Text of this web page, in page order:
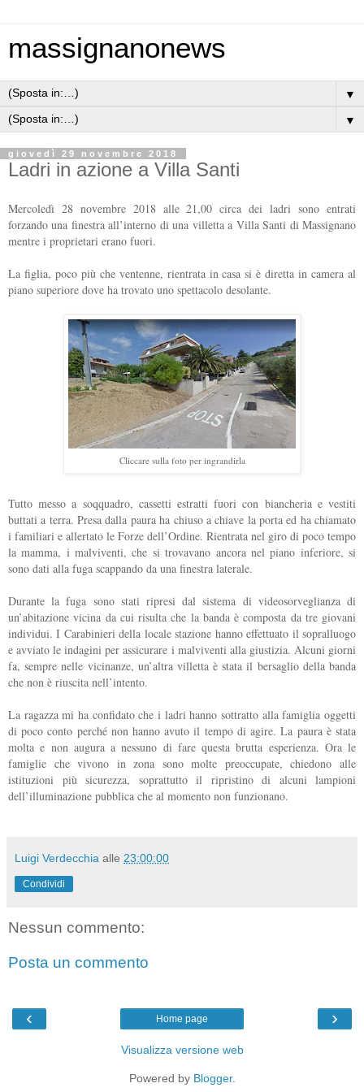
massignanonews
▼
▼
giovedì 29 novembre 2018
Ladri in azione a Villa Santi
Mercoledì 28 novembre 2018 alle 21,00 circa dei ladri sono entrati
forzando una finestra all’interno di una villetta a Villa Santi di Massignano
mentre i proprietari erano fuori.
La figlia, poco più che ventenne, rientrata in casa si è diretta in camera al
piano superiore dove ha trovato uno spettacolo desolante.
Cliccare sulla foto per ingrandirla
Tutto messo a soqquadro, cassetti estratti fuori con biancheria e vestiti
buttati a terra. Presa dalla paura ha chiuso a chiave la porta ed ha chiamato
i familiari e allertato le Forze dell’Ordine. Rientrata nel giro di poco tempo
la mamma, i malviventi, che si trovavano ancora nel piano inferiore, si
sono dati alla fuga scappando da una finestra laterale.
Durante la fuga sono stati ripresi dal sistema di videosorveglianza di
un’abitazione vicina da cui risulta che la banda è composta da tre giovani
individui. I Carabinieri della locale stazione hanno effettuato il sopralluogo
e avviato le indagini per assicurare i malviventi alla giustizia. Alcuni giorni
fa, sempre nelle vicinanze, un’altra villetta è stata il bersaglio della banda
che non è riuscita nell’intento.
La ragazza mi ha confidato che i ladri hanno sottratto alla famiglia oggetti
di poco conto perché non hanno avuto il tempo di agire. La paura è stata
molta e non augura a nessuno di fare questa brutta esperienza. Ora le
famiglie che vivono in zona sono molte preoccupate, chiedono alle
istituzioni più sicurezza, soprattutto il ripristino di alcuni lampioni
dell’illuminazione pubblica che al momento non funzionano.
Luigi Verdecchia alle 23:00:00
Condividi
Nessun commento:
Posta un commento
‹ ›
Home page
Visualizza versione web
Powered by Blogger.